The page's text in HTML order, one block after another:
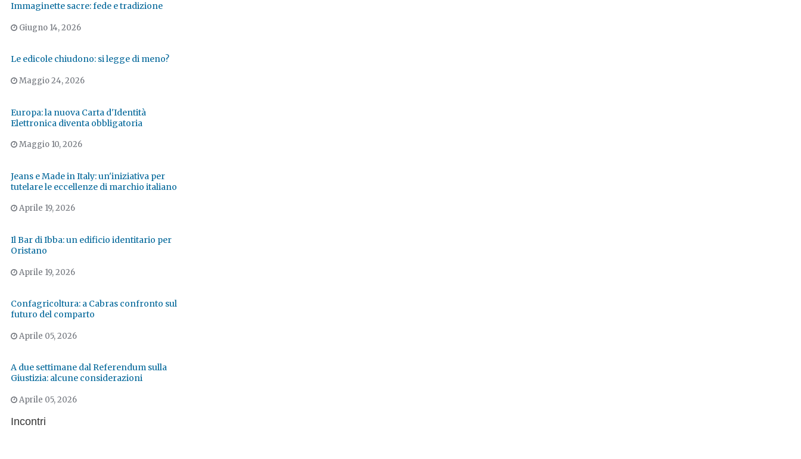
Immaginette sacre: fede e tradizione
Giugno 14, 2026
Le edicole chiudono: si legge di meno?
Maggio 24, 2026
Europa: la nuova Carta d'Identità
Elettronica diventa obbligatoria
Maggio 10, 2026
Jeans e Made in Italy: un'iniziativa per
tutelare le eccellenze di marchio italiano
Aprile 19, 2026
Il Bar di Ibba: un edificio identitario per
Oristano
Aprile 19, 2026
Confagricoltura: a Cabras confronto sul
futuro del comparto
Aprile 05, 2026
A due settimane dal Referendum sulla
Giustizia: alcune considerazioni
Aprile 05, 2026
Incontri